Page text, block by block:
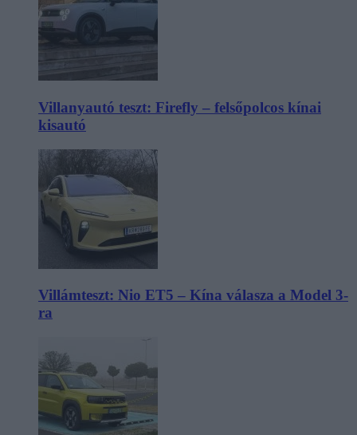
Villanyautó teszt: Firefly – felsőpolcos kínai
kisautó
Villámteszt: Nio ET5 – Kína válasza a Model 3-
ra